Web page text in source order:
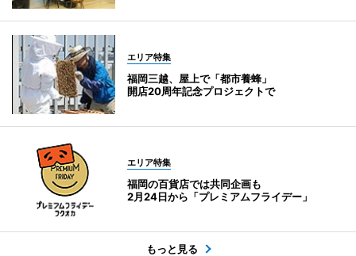
エリア特集
福岡三越、屋上で「都市養蜂」
開店20周年記念プロジェクトで
エリア特集
福岡の百貨店では共同企画も
2月24日から「プレミアムフライデー」
もっと見る